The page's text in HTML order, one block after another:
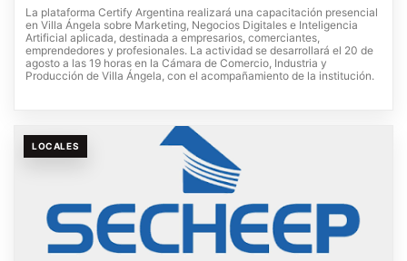
La plataforma Certify Argentina realizará una capacitación presencial
en Villa Ángela sobre Marketing, Negocios Digitales e Inteligencia
Artificial aplicada, destinada a empresarios, comerciantes,
emprendedores y profesionales. La actividad se desarrollará el 20 de
agosto a las 19 horas en la Cámara de Comercio, Industria y
Producción de Villa Ángela, con el acompañamiento de la institución.
LOCALES